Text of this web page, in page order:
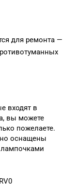
для ремонта —
входят в
вы можете
пожелаете.
оснащены
лампочками